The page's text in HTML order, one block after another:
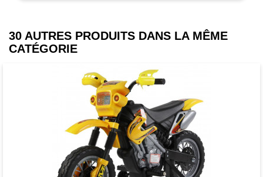
30 AUTRES PRODUITS DANS LA MÊME
CATÉGORIE